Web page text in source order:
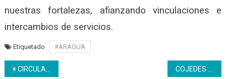
nuestras fortalezas, afianzando vinculaciones e
intercambios de servicios.
Etiquetado #ARAGUA
Navegación
CIRCULAR 01 – Talento Humano